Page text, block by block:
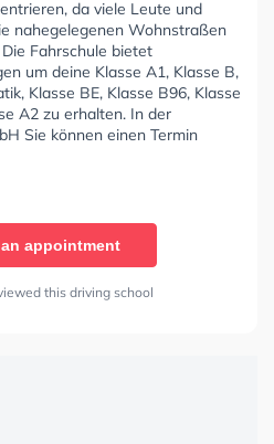
da viele Leute und
nahegelegenen Wohnstraßen
Fahrschule bietet
um deine Klasse A1, Klasse B,
Klasse BE, Klasse B96, Klasse
A2 zu erhalten. In der
Sie können einen Termin
appointment
this driving school